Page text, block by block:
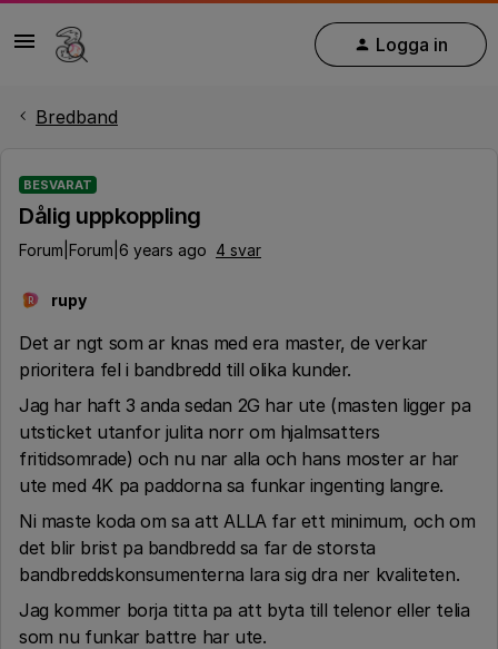
Logga in
Bredband
BESVARAT
Dålig uppkoppling
Forum|Forum|6 years ago 4 svar
R rupy
Det ar ngt som ar knas med era master, de verkar
prioritera fel i bandbredd till olika kunder.
Jag har haft 3 anda sedan 2G har ute (masten ligger pa
utsticket utanfor julita norr om hjalmsatters
fritidsomrade) och nu nar alla och hans moster ar har
ute med 4K pa paddorna sa funkar ingenting langre.
Ni maste koda om sa att ALLA far ett minimum, och om
det blir brist pa bandbredd sa far de storsta
bandbreddskonsumenterna lara sig dra ner kvaliteten.
Jag kommer borja titta pa att byta till telenor eller telia
som nu funkar battre har ute.